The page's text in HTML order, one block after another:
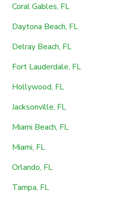
Coral Gables, FL
Daytona Beach, FL
Delray Beach, FL
Fort Lauderdale, FL
Hollywood, FL
Jacksonville, FL
Miami Beach, FL
Miami, FL
Orlando, FL
Tampa, FL